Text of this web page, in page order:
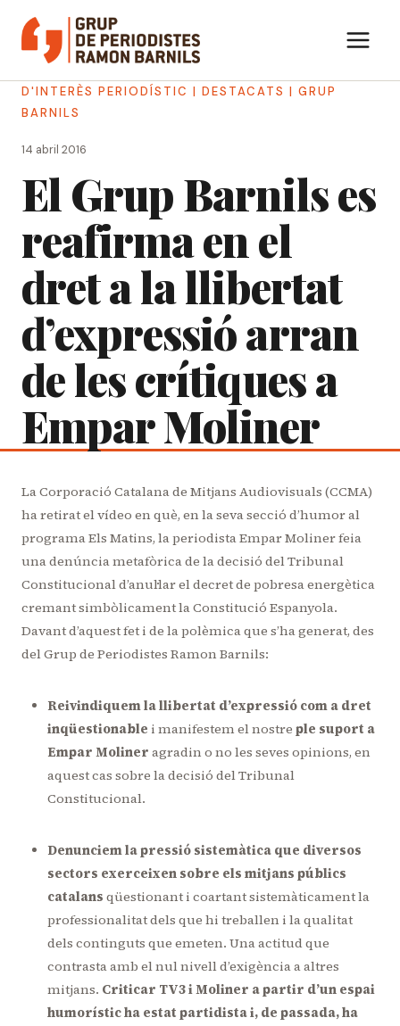
contingut
D'INTERÈS PERIODÍSTIC | DESTACATS | GRUP
BARNILS
14 abril 2016
El Grup Barnils es
reafirma en el
dret a la llibertat
d’expressió arran
de les crítiques a
Empar Moliner
La Corporació Catalana de Mitjans Audiovisuals (CCMA)
ha retirat el vídeo en què, en la seva secció d’humor al
programa Els Matins, la periodista Empar Moliner feia
una denúncia metafòrica de la decisió del Tribunal
Constitucional d’anul·lar el decret de pobresa energètica
cremant simbòlicament la Constitució Espanyola.
Davant d’aquest fet i de la polèmica que s’ha generat, des
del Grup de Periodistes Ramon Barnils:
Reivindiquem la llibertat d’expressió com a dret
inqüestionable i manifestem el nostre ple suport a
Empar Moliner agradin o no les seves opinions, en
aquest cas sobre la decisió del Tribunal
Constitucional.
Denunciem la pressió sistemàtica que diversos
sectors exerceixen sobre els mitjans públics
catalans qüestionant i coartant sistemàticament la
professionalitat dels que hi treballen i la qualitat
dels continguts que emeten. Una actitud que
contrasta amb el nul nivell d’exigència a altres
mitjans. Criticar TV3 i Moliner a partir d’un espai
humorístic ha estat partidista i, de passada, ha